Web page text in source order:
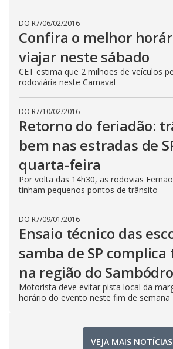
DO R7/06/02/2016
Confira o melhor
viajar neste sábado
CET estima que 2 milhões de veículos
rodoviária neste Carnaval
DO R7/10/02/2016
Retorno do feriadão:
bem nas estradas de
quarta-feira
Por volta das 14h30, as rodovias
tinham pequenos pontos de trânsito
DO R7/09/01/2016
Ensaio técnico das
samba de SP
na região do
Motorista deve evitar pista local da
horário do evento neste fim de semana
VEJA MAIS NOTÍCIAS